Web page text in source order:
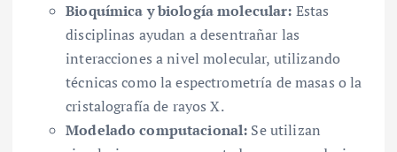
Bioquímica y biología molecular: Estas
disciplinas ayudan a desentrañar las
interacciones a nivel molecular, utilizando
técnicas como la espectrometría de masas o la
cristalografía de rayos X.
Modelado computacional: Se utilizan